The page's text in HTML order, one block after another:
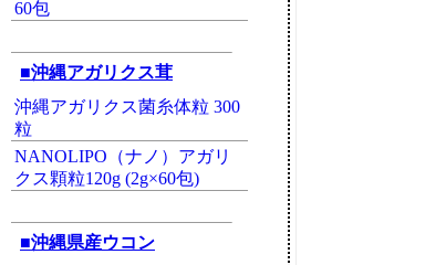
60包
■沖縄アガリクス茸
沖縄アガリクス菌糸体粒 300
粒
NANOLIPO（ナノ）アガリ
クス顆粒120g (2g×60包)
■沖縄県産ウコン